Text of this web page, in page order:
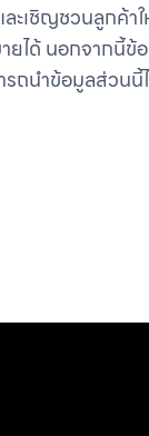
ะเชิญชวนลูกค้า
ยได้ นอกจากนี้
ถนำข้อมูลส่วนนี้ไ